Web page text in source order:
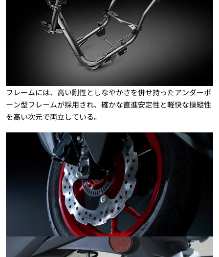
フレームには、高い剛性としなやかさを併せ持ったアンダーボ
ーン型フレームが採用され、確かな直進安定性と軽快な操縦性
を高い次元で両立している。